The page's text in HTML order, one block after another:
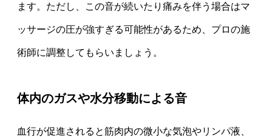
ます。ただし、この音が続いたり痛みを伴う場合はマ
ッサージの圧が強すぎる可能性があるため、プロの施
術師に調整してもらいましょう。
体内のガスや水分移動による音
血行が促進されると筋肉内の微小な気泡やリンパ液、